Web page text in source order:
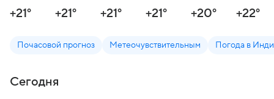
+21° +21° +21° +21° +20° +22°
Почасовой прогноз Метеочувствительным Погода в
Сегодня